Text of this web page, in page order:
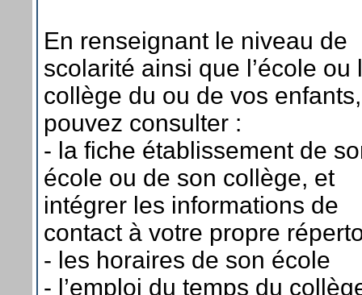
En renseignant le niveau de
scolarité ainsi que l’école ou
collège du ou de vos
pouvez consulter :
- la fiche établissement de
école ou de son collège, et
intégrer les informations de
contact à votre propre
- les horaires de son école
- l’emploi du temps du